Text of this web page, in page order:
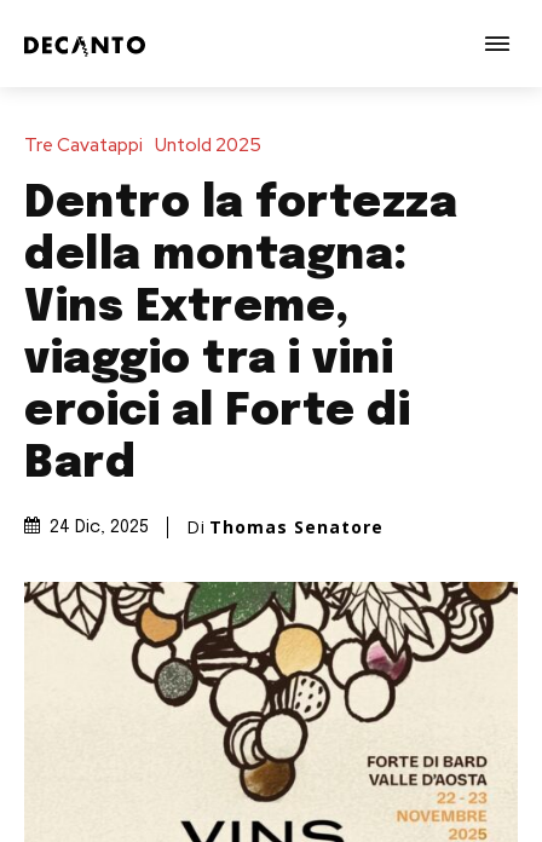
Tre Cavatappi Untold 2025
Dentro la fortezza
della montagna:
Vins Extreme,
viaggio tra i vini
eroici al Forte di
Bard
24 Dic, 2025 Di Thomas Senatore